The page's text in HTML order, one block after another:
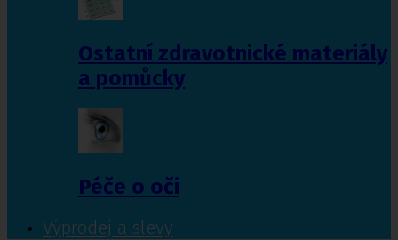
Ostatní zdravotnické materiály
a pomůcky
Péče o oči
Výprodej a slevy